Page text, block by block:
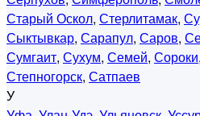
Старый Оскол, Стерлитамак,
Сыктывкар, Сарапул, Саров,
Сумгаит, Сухум, Семей, Сороки,
Степногорск, Сатпаев
У